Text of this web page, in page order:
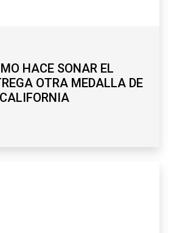
HACE SONAR EL
OTRA MEDALLA DE